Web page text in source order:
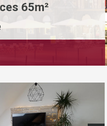
65m²